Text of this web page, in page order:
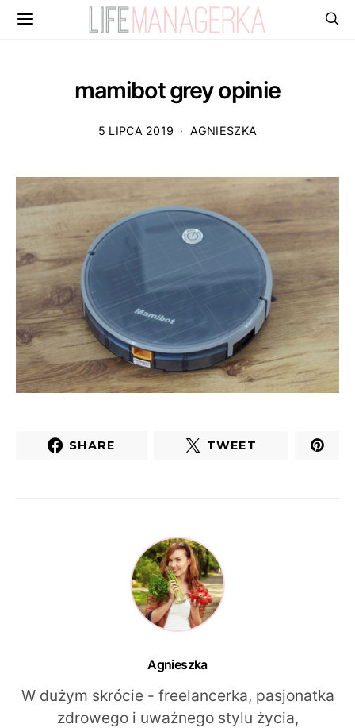
mamibot grey opinie
5 LIPCA 2019 AGNIESZKA
SHARE TWEET
Agnieszka
W dużym skrócie - freelancerka, pasjonatka
zdrowego i uważnego stylu życia,